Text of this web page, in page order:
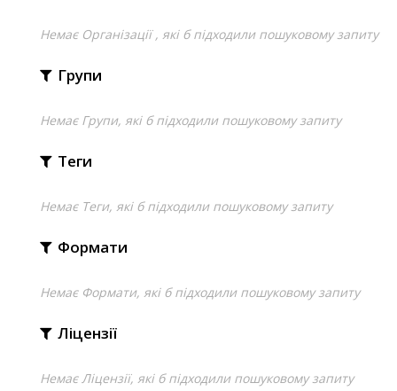
Немає Організації , які б підходили пошуковому запиту
Групи
Немає Групи, які б підходили пошуковому запиту
Теги
Немає Теги, які б підходили пошуковому запиту
Формати
Немає Формати, які б підходили пошуковому запиту
Ліцензії
Немає Ліцензії, які б підходили пошуковому запиту